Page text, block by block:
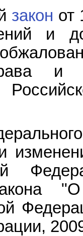
закон от
и
и
"О